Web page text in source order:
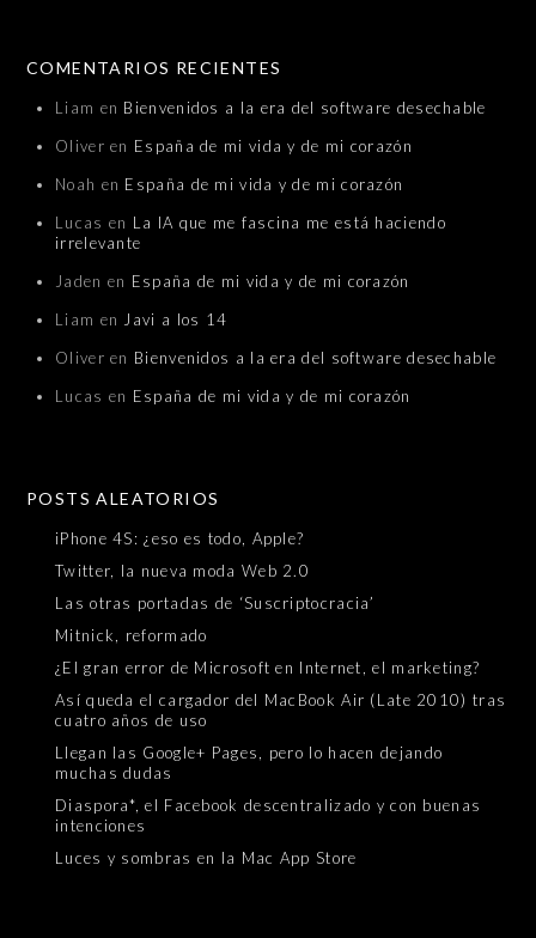
COMENTARIOS RECIENTES
Liam en Bienvenidos a la era del software desechable
Oliver en España de mi vida y de mi corazón
Noah en España de mi vida y de mi corazón
Lucas en La IA que me fascina me está haciendo
irrelevante
Jaden en España de mi vida y de mi corazón
Liam en Javi a los 14
Oliver en Bienvenidos a la era del software desechable
Lucas en España de mi vida y de mi corazón
POSTS ALEATORIOS
iPhone 4S: ¿eso es todo, Apple?
Twitter, la nueva moda Web 2.0
Las otras portadas de ‘Suscriptocracia’
Mitnick, reformado
¿El gran error de Microsoft en Internet, el marketing?
Así queda el cargador del MacBook Air (Late 2010) tras
cuatro años de uso
Llegan las Google+ Pages, pero lo hacen dejando
muchas dudas
Diaspora*, el Facebook descentralizado y con buenas
intenciones
Luces y sombras en la Mac App Store